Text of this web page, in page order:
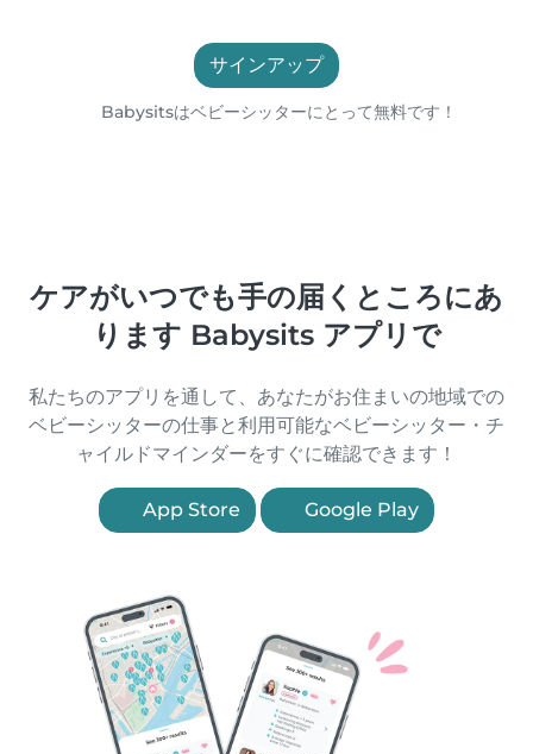
サインアップ
Babysitsはベビーシッターにとって無料です！
ケアがいつでも手の届くところにあ
ります Babysits アプリで
私たちのアプリを通して、あなたがお住まいの地域での
ベビーシッターの仕事と利用可能なベビーシッター・チ
ャイルドマインダーをすぐに確認できます！
App Store Google Play